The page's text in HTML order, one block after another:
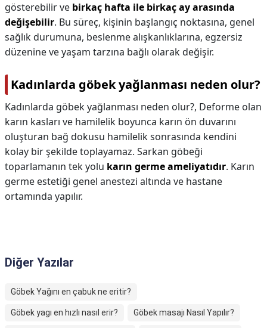
gösterebilir ve birkaç hafta ile birkaç ay arasında
değişebilir. Bu süreç, kişinin başlangıç noktasına, genel
sağlık durumuna, beslenme alışkanlıklarına, egzersiz
düzenine ve yaşam tarzına bağlı olarak değişir.
Kadınlarda göbek yağlanması neden olur?
Kadınlarda göbek yağlanması neden olur?, Deforme olan
karın kasları ve hamilelik boyunca karın ön duvarını
oluşturan bağ dokusu hamilelik sonrasında kendini
kolay bir şekilde toplayamaz. Sarkan göbeği
toparlamanın tek yolu karın germe ameliyatıdır. Karın
germe estetiği genel anestezi altında ve hastane
ortamında yapılır.
Diğer Yazılar
Göbek Yağını en çabuk ne eritir?
Göbek yagı en hızlı nasıl erir? Göbek masajı Nasıl Yapılır?